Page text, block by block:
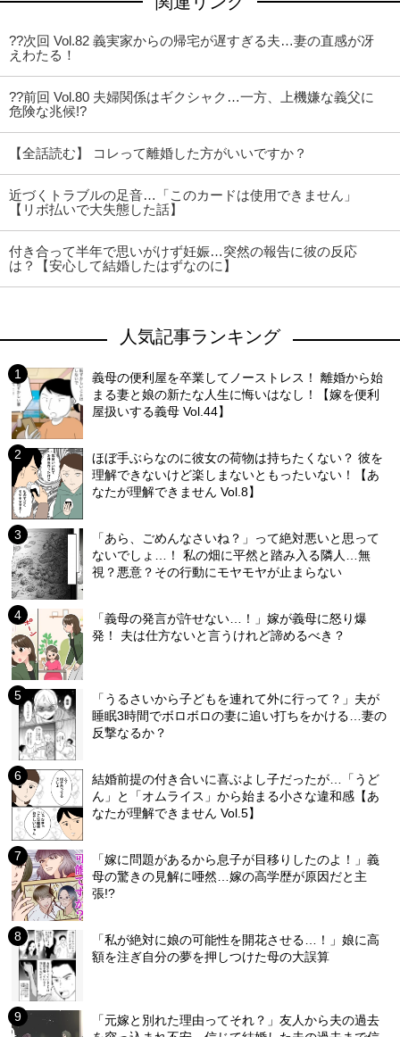
??次回 Vol.82 義実家からの帰宅が遅すぎる夫…妻の直感が冴
えわたる！
??前回 Vol.80 夫婦関係はギクシャク…一方、上機嫌な義父に
危険な兆候!?
【全話読む】 コレって離婚した方がいいですか？
近づくトラブルの足音…「このカードは使用できません」
【リボ払いで大失態した話】
付き合って半年で思いがけず妊娠…突然の報告に彼の反応
は？【安心して結婚したはずなのに】
人気記事ランキング
義母の便利屋を卒業してノーストレス！ 離婚から始
まる妻と娘の新たな人生に悔いはなし！【嫁を便利
屋扱いする義母 Vol.44】
ほぼ手ぶらなのに彼女の荷物は持ちたくない？ 彼を
理解できないけど楽しまないともったいない！【あ
なたが理解できません Vol.8】
「あら、ごめんなさいね？」って絶対悪いと思って
ないでしょ…！ 私の畑に平然と踏み入る隣人…無
視？悪意？その行動にモヤモヤが止まらない
「義母の発言が許せない…！」嫁が義母に怒り爆
発！ 夫は仕方ないと言うけれど諦めるべき？
「うるさいから子どもを連れて外に行って？」夫が
睡眠3時間でボロボロの妻に追い打ちをかける…妻の
反撃なるか？
結婚前提の付き合いに喜ぶよし子だったが…「うど
ん」と「オムライス」から始まる小さな違和感【あ
なたが理解できません Vol.5】
「嫁に問題があるから息子が目移りしたのよ！」義
母の驚きの見解に唖然…嫁の高学歴が原因だと主
張!?
「私が絶対に娘の可能性を開花させる…！」娘に高
額を注ぎ自分の夢を押しつけた母の大誤算
「元嫁と別れた理由ってそれ？」友人から夫の過去